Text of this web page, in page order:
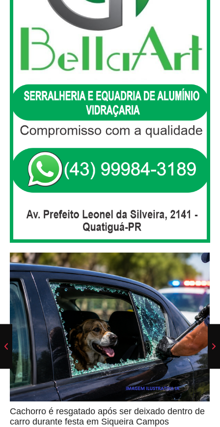
Cachorro é resgatado após ser deixado dentro de
carro durante festa em Siqueira Campos